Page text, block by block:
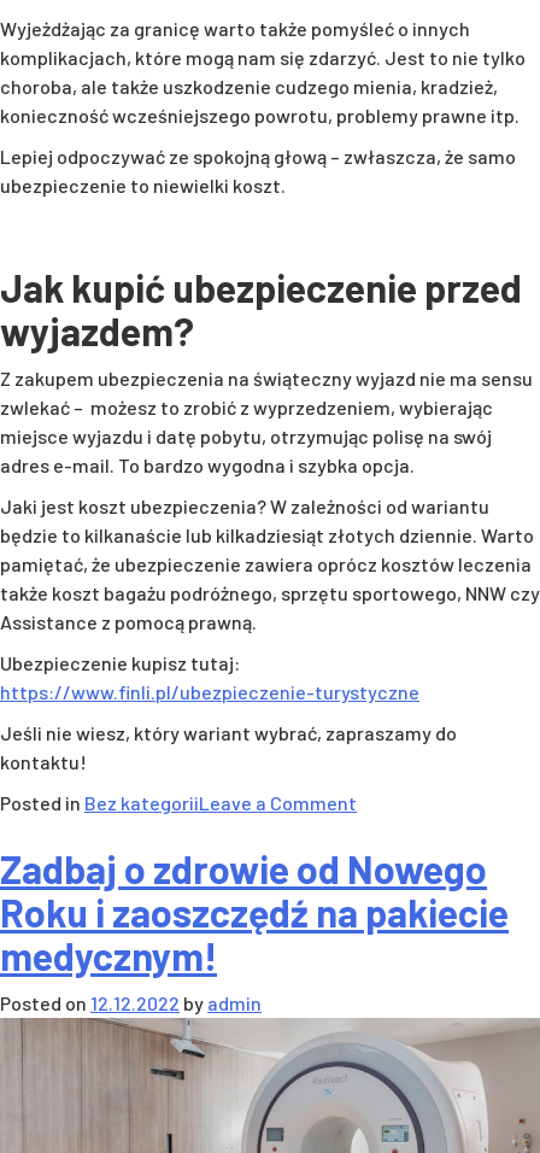
Wyjeżdżając za granicę warto także pomyśleć o innych
komplikacjach, które mogą nam się zdarzyć. Jest to nie tylko
choroba, ale także uszkodzenie cudzego mienia, kradzież,
konieczność wcześniejszego powrotu, problemy prawne itp.
Lepiej odpoczywać ze spokojną głową – zwłaszcza, że samo
ubezpieczenie to niewielki koszt.
Jak kupić ubezpieczenie przed
wyjazdem?
Z zakupem ubezpieczenia na świąteczny wyjazd nie ma sensu
zwlekać – możesz to zrobić z wyprzedzeniem, wybierając
miejsce wyjazdu i datę pobytu, otrzymując polisę na swój
adres e-mail. To bardzo wygodna i szybka opcja.
Jaki jest koszt ubezpieczenia? W zależności od wariantu
będzie to kilkanaście lub kilkadziesiąt złotych dziennie. Warto
pamiętać, że ubezpieczenie zawiera oprócz kosztów leczenia
także koszt bagażu podróżnego, sprzętu sportowego, NNW czy
Assistance z pomocą prawną.
Ubezpieczenie kupisz tutaj:
https://www.finli.pl/ubezpieczenie-turystyczne
Jeśli nie wiesz, który wariant wybrać, zapraszamy do
kontaktu!
Posted in Bez kategoriiLeave a Comment
na
święta,
Sylwestra?
Zadbaj o zdrowie od Nowego
Roku i zaoszczędź na pakiecie
medycznym!
Posted on 12.12.2022 by admin